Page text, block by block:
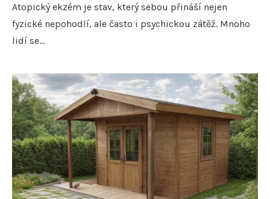
Atopický ekzém je stav, který sebou přináší nejen
fyzické nepohodlí, ale často i psychickou zátěž. Mnoho
lidí se…